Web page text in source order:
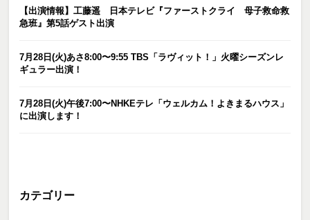
【出演情報】工藤遥 日本テレビ『ファーストクライ 母子救命救
急班』第5話ゲスト出演
7月28日(火)あさ8:00〜9:55 TBS「ラヴィット！」火曜シーズンレ
ギュラー出演！
7月28日(火)午後7:00〜NHKEテレ「ウェルカム！よきまるハウス」
に出演します！
カテゴリー